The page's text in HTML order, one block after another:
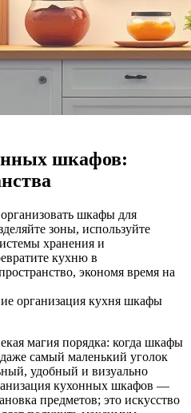
шкафов:
шкафы для
зоны, используйте
хранения и
кухню в
экономя время на
организация кухня шкафы
магия порядка: когда шкафы
самый маленький уголок
удобный и визуально
кухонных шкафов —
предметов; это искусство